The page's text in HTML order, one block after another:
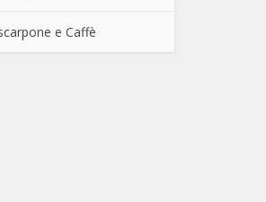
e Caffè